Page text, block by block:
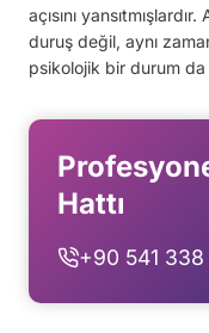
açısını
duruş değil, aynı
psikolojik bir durum da
Hattı
+90 541